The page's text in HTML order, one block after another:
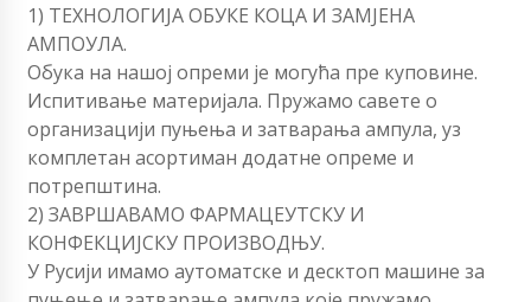
1) ТЕХНОЛОГИЈА ОБУКЕ КОЦА И ЗАМЈЕНА
АМПОУЛА.
Обука на нашој опреми је могућа пре куповине.
Испитивање материјала. Пружамо савете о
организацији пуњења и затварања ампула, уз
комплетан асортиман додатне опреме и
потрепштина.
2) ЗАВРШАВАМО ФАРМАЦЕУТСКУ И
КОНФЕКЦИЈСКУ ПРОИЗВОДЊУ.
У Русији имамо аутоматске и десктоп машине за